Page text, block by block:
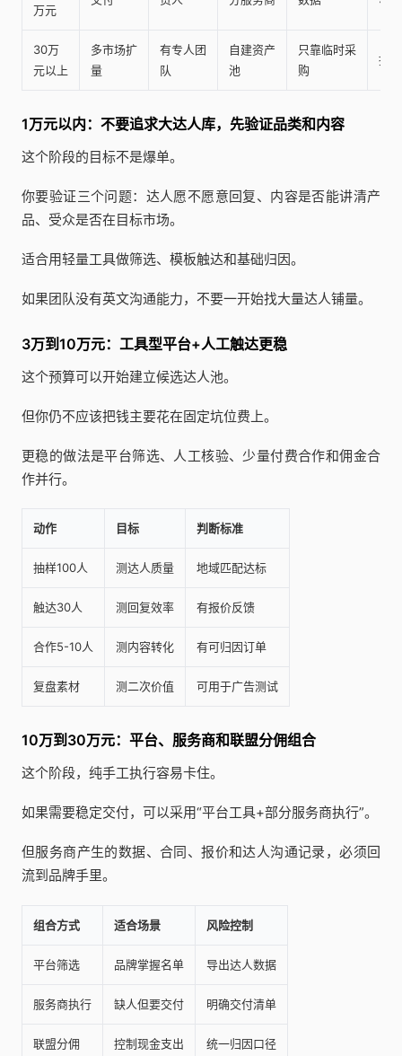
万元
30万
元以上
多市场扩
量
有专人团
队
自建资产
池
只靠临时采
购
授
1万元以内：不要追求大达人库，先验证品类和内容
这个阶段的目标不是爆单。
你要验证三个问题：达人愿不愿意回复、内容是否能讲清产
品、受众是否在目标市场。
适合用轻量工具做筛选、模板触达和基础归因。
如果团队没有英文沟通能力，不要一开始找大量达人铺量。
3万到10万元：工具型平台+人工触达更稳
这个预算可以开始建立候选达人池。
但你仍不应该把钱主要花在固定坑位费上。
更稳的做法是平台筛选、人工核验、少量付费合作和佣金合
作并行。
动作 目标 判断标准
抽样100人 测达人质量 地域匹配达标
触达30人 测回复效率 有报价反馈
合作5-10人 测内容转化 有可归因订单
复盘素材 测二次价值 可用于广告测试
10万到30万元：平台、服务商和联盟分佣组合
这个阶段，纯手工执行容易卡住。
如果需要稳定交付，可以采用“平台工具+部分服务商执行”。
但服务商产生的数据、合同、报价和达人沟通记录，必须回
流到品牌手里。
组合方式 适合场景 风险控制
平台筛选 品牌掌握名单 导出达人数据
服务商执行 缺人但要交付 明确交付清单
联盟分佣 控制现金支出 统一归因口径